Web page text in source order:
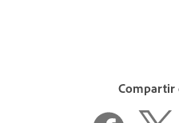
Compartir